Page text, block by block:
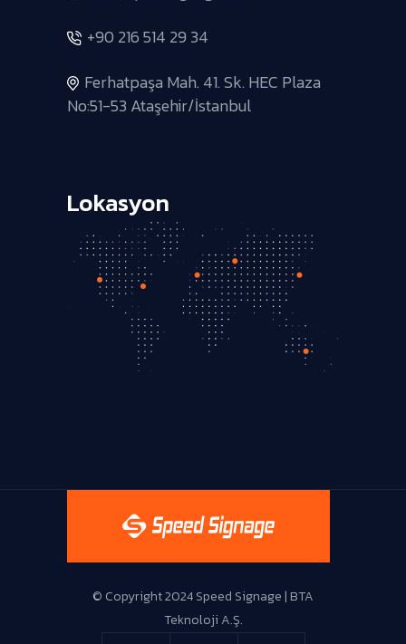
+90 216 514 29 34
Ferhatpaşa Mah. 41. Sk. HEC Plaza
No:51-53 Ataşehir/İstanbul
Lokasyon
© Copyright 2024 Speed Signage | BTA
Teknoloji A.Ş.